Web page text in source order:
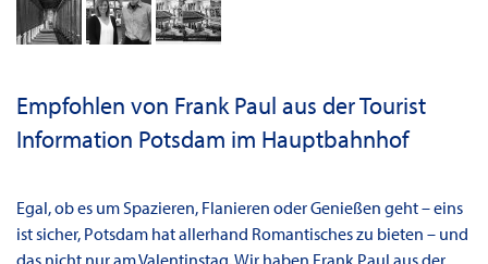
Empfohlen von Frank Paul aus der Tourist
Information Potsdam im Hauptbahnhof
Egal, ob es um Spazieren, Flanieren oder Genießen geht – eins
ist sicher, Potsdam hat allerhand Romantisches zu bieten – und
das nicht nur am Valentinstag. Wir haben Frank Paul aus der